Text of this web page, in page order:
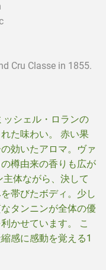
Cru Classe in 1855.
シェル・ロランの
た味わい。 赤い果
効いたアロマ。ヴァ
樽由来の香りも広が
体ながら、決して
帯びたボディ。少し
タンニンが全体の優
かせています。 こ
感に感動を覚える1